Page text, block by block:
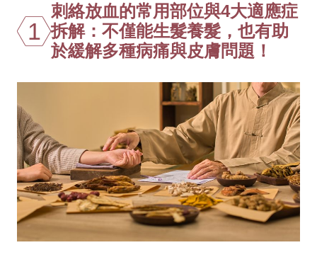
1
刺絡放血的常用部位與4大適應症
拆解：不僅能生髮養髮，也有助
於緩解多種病痛與皮膚問題！